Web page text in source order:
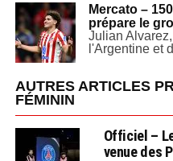
Mercato –
prépare le
Julian
l'Argentine et
AUTRES ARTICLES
FÉMININ
Officiel –
venue des